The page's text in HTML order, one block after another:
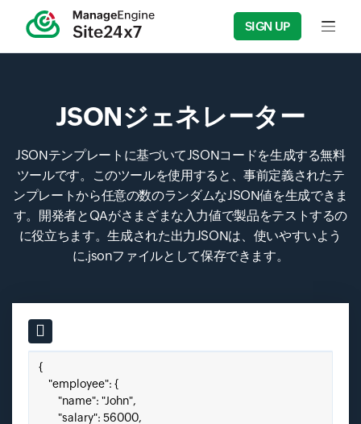
SIGN UP Input
JSONジェネレーター
JSONテンプレートに基づいてJSONコードを生成する無料
ツールです。このツールを使用すると、事前定義されたテ
ンプレートから任意の数のランダムなJSON値を生成できま
す。開発者とQAがさまざまな入力値で製品をテストするの
に役立ちます。生成された出力JSONは、使いやすいよう
に.jsonファイルとして保存できます。
Input field
JSONをここにペースト